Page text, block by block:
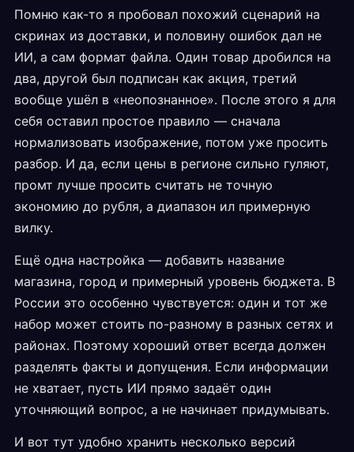
Помню как-то я пробовал похожий сценарий на
скринах из доставки, и половину ошибок дал не
ИИ, а сам формат файла. Один товар дробился на
два, другой был подписан как акция, третий
вообще ушёл в «неопознанное». После этого я для
себя оставил простое правило — сначала
нормализовать изображение, потом уже просить
разбор. И да, если цены в регионе сильно гуляют,
промт лучше просить считать не точную
экономию до рубля, а диапазон ил примерную
вилку.
Ещё одна настройка — добавить название
магазина, город и примерный уровень бюджета. В
России это особенно чувствуется: один и тот же
набор может стоить по-разному в разных сетях и
районах. Поэтому хороший ответ всегда должен
разделять факты и допущения. Если информации
не хватает, пусть ИИ прямо задаёт один
уточняющий вопрос, а не начинает придумывать.
И вот тут удобно хранить несколько версий